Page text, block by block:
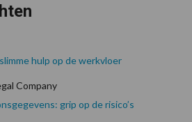
hulp op de werkvloer
Company
grip op de risico’s